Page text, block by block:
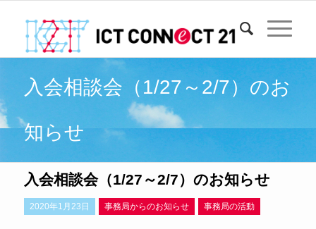
入会相談会（1/27～2/7）のお
知らせ
入会相談会（1/27～2/7）のお知らせ
2020年1月23日 事務局からのお知らせ 事務局の活動